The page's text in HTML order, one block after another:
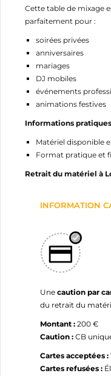
Cette table de mixage
parfaitement pour :
soirées privées
anniversaires
mariages
DJ mobiles
événements
animations festives
Informations pratiques
Matériel disponible
Format pratique et
Retrait du matériel à
INFORMATION
Une caution par
du retrait du
Montant : 200 €
Caution : CB
Cartes acceptées :
Cartes refusées :
MES LISTES
CRÉER UNE
NOM DE LA LISTE
Annuler
CONNEXION
Vous devez être
à votre liste d'envies.